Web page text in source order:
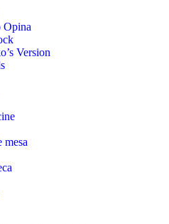
Opina
Version
mesa